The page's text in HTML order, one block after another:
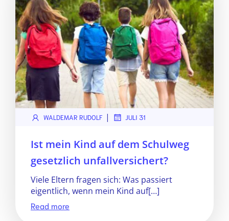
WALDEMAR RUDOLF | JULI 31
Ist mein Kind auf dem Schulweg
gesetzlich unfallversichert?
Viele Eltern fragen sich: Was passiert
eigentlich, wenn mein Kind auf[…]
Read more